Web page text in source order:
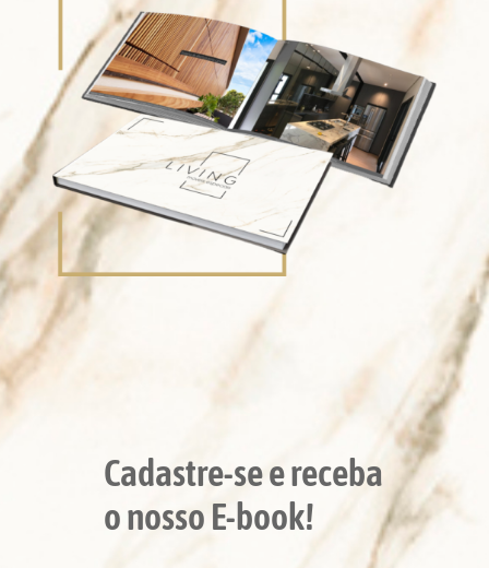
Cadastre-se e receba
o nosso E-book!